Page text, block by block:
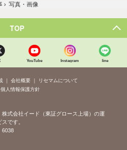
› 写真・画像
TOP
YouTube Instagram line
会社概要
リセマムについて
個人情報保護方針
株式会社イード（東証グロース上場）の運
です。
6038